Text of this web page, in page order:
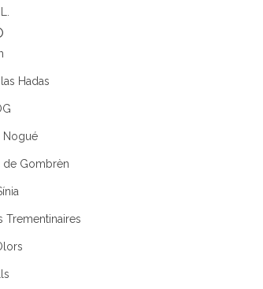
Hadas
Nogué
de Gombrèn
Trementinaires